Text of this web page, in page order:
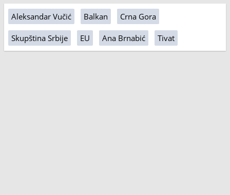
Aleksandar Vučić Balkan Crna Gora
Skupština Srbije EU Ana Brnabić Tivat